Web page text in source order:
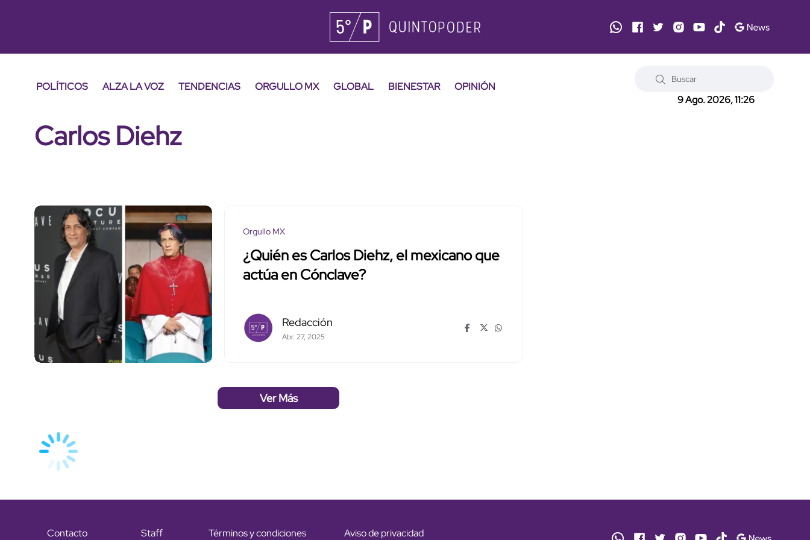
POLÍTICOS ALZA LA VOZ TENDENCIAS ORGULLO MX GLOBAL BIENESTAR
OPINIÓN
9 Ago. 2026, 11:26
Carlos Diehz
Orgullo MX
¿Quién es Carlos Diehz, el mexicano que
actúa en Cónclave?
Redacción
Abr. 27, 2025
Ver Más
Contacto Staff Términos y condiciones Aviso de privacidad